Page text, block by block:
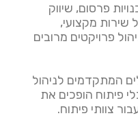
פרסום, שיווק
שירות מקצועי,
פרויקטים מרובים
המתקדמים לניהול
פיתוח הופכים את
צוותי פיתוח.